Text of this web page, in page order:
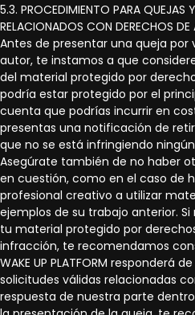
5.3. PROCEDIMIENTO PARA QUEJAS
RELACIONADOS CON DERECHOS DE
Antes de presentar una queja
autor, te instamos a que
del material protegido por
podría estar protegido por el
cuenta que podrías incurrir en
presentas una notificación de
que no se está infringiendo
Asegúrate también de no haber
en cuestión, como en el caso de
profesional creativo a utilizar
ejemplos de su trabajo anterior.
tu material protegido por
infracción, te recomendamos
WAKE UP PLATFORM responderá
solicitudes válidas relacionadas
respuesta de nuestra parte